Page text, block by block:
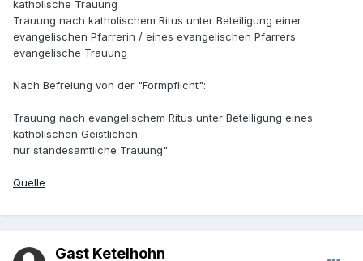
katholische Trauung
Trauung nach katholischem Ritus unter Beteiligung einer
evangelischen Pfarrerin / eines evangelischen Pfarrers
evangelische Trauung
Nach Befreiung von der "Formpflicht":
Trauung nach evangelischem Ritus unter Beteiligung eines
katholischen Geistlichen
nur standesamtliche Trauung"
Quelle
Gast Ketelhohn